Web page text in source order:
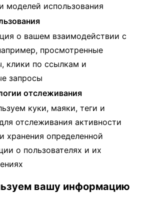
моделей использования
о вашем взаимодействии с
просмотренные
клики по ссылкам и
запросы
отслеживания
куки, маяки, теги и
отслеживания активности
хранения определенной
о пользователях и их
вашу информацию